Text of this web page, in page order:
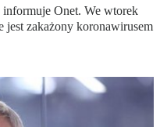
informuje Onet. We wtorek
jest zakażony koronawirusem